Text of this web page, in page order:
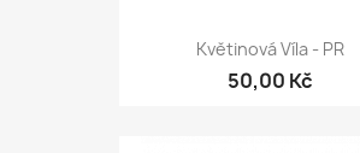
Květinová Víla - PR
50,00 Kč